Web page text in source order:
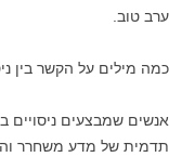
ערב טוב.
כמה מילים על הקשר בין
אנשים שמבצעים ניסויים
תדמית של מדע משחרר